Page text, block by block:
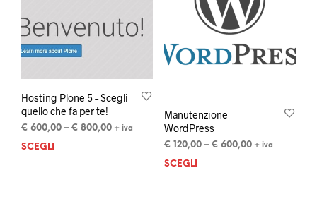
Hosting Plone 5 – Scegli
quello che fa per te!
€ 600,00 – € 800,00 + iva
SCEGLI
Manutenzione
WordPress
€ 120,00– € 600,00 + iva
SCEGLI